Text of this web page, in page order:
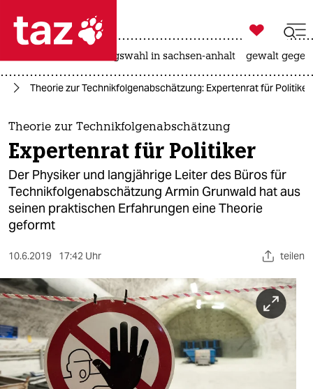
 taz zahl ich
taz zahl ich
themen
politik
öko
gesellschaft
kultur
sport
berlin
nord
wahrheit

taz zahl ich
landtagswahl in sachsen-anhalt gewalt
Theorie zur Technikfolgenabschätzung: Expertenrat für Politiker
Theorie zur Technikfolgenabschätzung
Expertenrat für Politiker
Der Physiker und langjährige Leiter des Büros für
Technikfolgenabschätzung Armin Grunwald hat aus
seinen praktischen Erfahrungen eine Theorie
geformt
10.6.2019 17:42 Uhr teilen